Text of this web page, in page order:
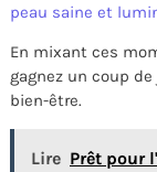
peau saine et
En mixant ces
gagnez un coup
bien-être.
Lire Prêt pour